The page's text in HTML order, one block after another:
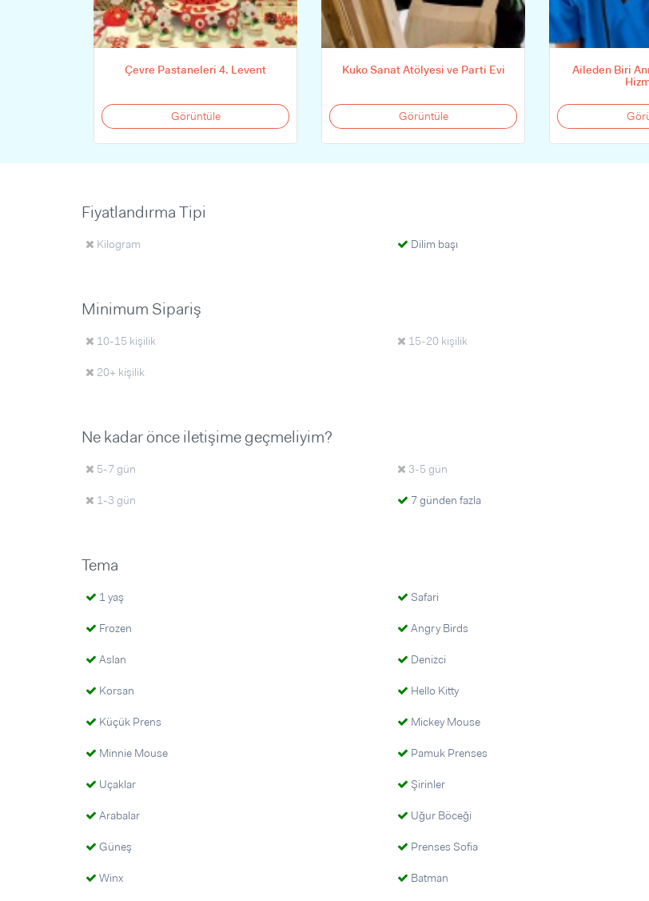
Çevre Pastaneleri 4. Levent
Görüntüle
Kuko Sanat Atölyesi ve Parti Evi
Görüntüle
Aileden Biri
Fiyatlandırma Tipi
Kilogram Dilim başı
Minimum Sipariş
10-15 kişilik 15-20 kişilik
20+ kişilik
Ne kadar önce iletişime geçmeliyim?
5-7 gün 3-5 gün
1-3 gün 7 günden fazla
Tema
1 yaş Safari
Frozen Angry Birds
Aslan Denizci
Korsan Hello Kitty
Küçük Prens Mickey Mouse
Minnie Mouse Pamuk Prenses
Uçaklar Şirinler
Arabalar Uğur Böceği
Güneş Prenses Sofia
Winx Batman